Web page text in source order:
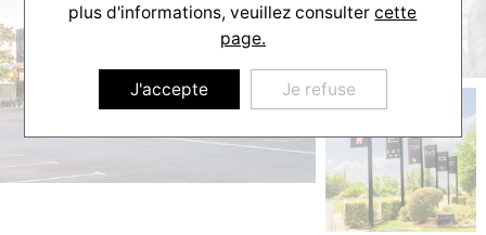
plus d'informations, veuillez consultercette
page.
J'accepte Je refuse